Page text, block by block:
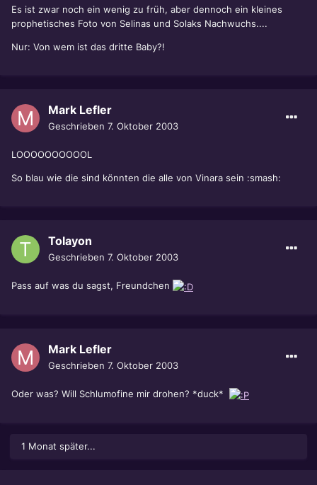
Es ist zwar noch ein wenig zu früh, aber dennoch ein kleines
prophetisches Foto von Selinas und Solaks Nachwuchs....
Nur: Von wem ist das dritte Baby?!
Mark Lefler
Geschrieben 7. Oktober 2003
LOOOOOOOOOOL
So blau wie die sind könnten die alle von Vinara sein :smash:
Tolayon
Geschrieben 7. Oktober 2003
Pass auf was du sagst, Freundchen
Mark Lefler
Geschrieben 7. Oktober 2003
Oder was? Will Schlumofine mir drohen? *duck*
1 Monat später...